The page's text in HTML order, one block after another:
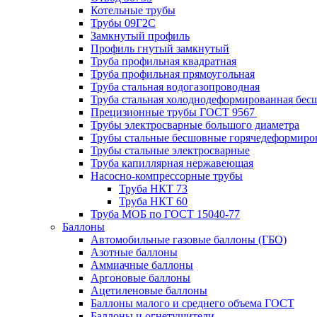
Котельные трубы
Трубы 09Г2С
Замкнутый профиль
Профиль гнутый замкнутый
Труба профильная квадратная
Труба профильная прямоугольная
Труба стальная водогазопроводная
Труба стальная холоднодеформированная
Прецизионные трубы ГОСТ 9567
Трубы электросварные большого диаметра
Трубы стальные бесшовные
Трубы стальные электросварные
Труба капиллярная нержавеющая
Насосно-компрессорные трубы
Труба НКТ 73
Труба НКТ 60
Труба МОБ по ГОСТ 15040-77
Баллоны
Автомобильные газовые баллоны (ГБО)
Азотные баллоны
Аммиачные баллоны
Аргоновые баллоны
Ацетиленовые баллоны
Баллоны малого и среднего объема ГОСТ